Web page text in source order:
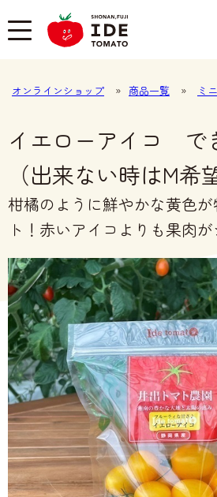
オンラインショップ » 商品一覧 » ミ
イエローアイコ で
（出来ない時はM希
柑橘のように鮮やかな黄色
ト！赤いアイコよりも果肉が